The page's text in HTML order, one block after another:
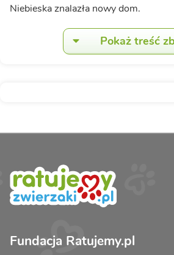
Niebieska znalazła nowy dom.
Pokaż treść
Fundacja Ratujemy.pl